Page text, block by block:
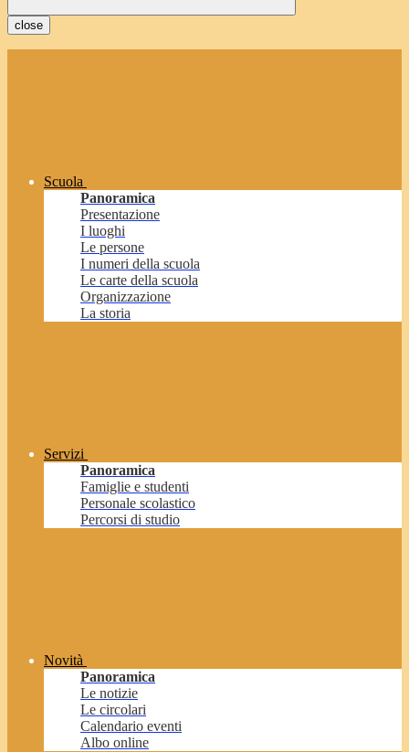
close
Scuola
Panoramica
Presentazione
I luoghi
Le persone
I numeri della scuola
Le carte della scuola
Organizzazione
La storia
Servizi
Panoramica
Famiglie e studenti
Personale scolastico
Percorsi di studio
Novità
Panoramica
Le notizie
Le circolari
Calendario eventi
Albo online